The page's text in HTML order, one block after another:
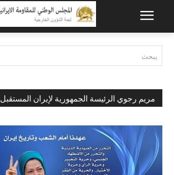
يبحث
مريم رجوي الرئيسة الجمهورية لإيران المستقبل